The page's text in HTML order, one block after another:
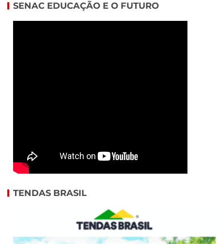
SENAC EDUCAÇÃO E O FUTURO
TENDAS BRASIL